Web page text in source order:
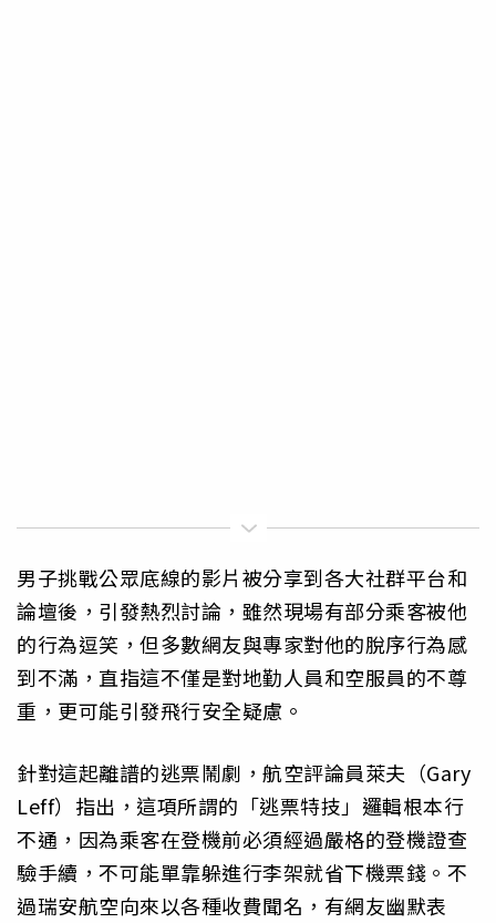
男子挑戰公眾底線的影片被分享到各大社群平台和
論壇後，引發熱烈討論，雖然現場有部分乘客被他
的行為逗笑，但多數網友與專家對他的脫序行為感
到不滿，直指這不僅是對地勤人員和空服員的不尊
重，更可能引發飛行安全疑慮。
針對這起離譜的逃票鬧劇，航空評論員萊夫（Gary
Leff）指出，這項所謂的「逃票特技」邏輯根本行
不通，因為乘客在登機前必須經過嚴格的登機證查
驗手續，不可能單靠躲進行李架就省下機票錢。不
過瑞安航空向來以各種收費聞名，有網友幽默表